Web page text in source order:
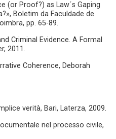
(or Proof?) as Law´s Gaping
Boletim da Faculdade de
pp. 65-89.
Criminal Evidence. A Formal
2011.
Coherence, Deborah
verità, Bari, Laterza, 2009.
nel processo civile,